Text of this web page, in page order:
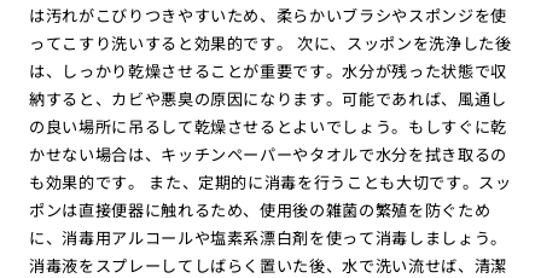
は汚れがこびりつきやすいため、柔らかいブラシやスポンジを使
ってこすり洗いすると効果的です。 次に、スッポンを洗浄した後
は、しっかり乾燥させることが重要です。水分が残った状態で収
納すると、カビや悪臭の原因になります。可能であれば、風通し
の良い場所に吊るして乾燥させるとよいでしょう。もしすぐに乾
かせない場合は、キッチンペーパーやタオルで水分を拭き取るの
も効果的です。 また、定期的に消毒を行うことも大切です。スッ
ポンは直接便器に触れるため、使用後の雑菌の繁殖を防ぐため
に、消毒用アルコールや塩素系漂白剤を使って消毒しましょう。
消毒液をスプレーしてしばらく置いた後、水で洗い流せば、清潔